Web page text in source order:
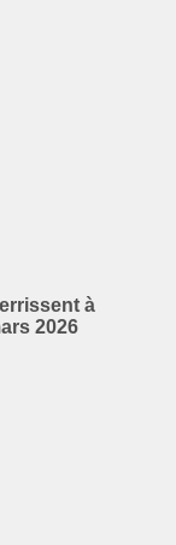
à
2026